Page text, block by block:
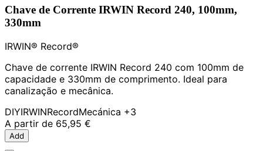
Chave de Corrente IRWIN Record 240, 100mm,
330mm
IRWIN® Record®
Chave de corrente IRWIN Record 240 com 100mm de
capacidade e 330mm de comprimento. Ideal para
canalização e mecânica.
DIYIRWINRecordMecánica +3
A partir de 65,95 €
Add